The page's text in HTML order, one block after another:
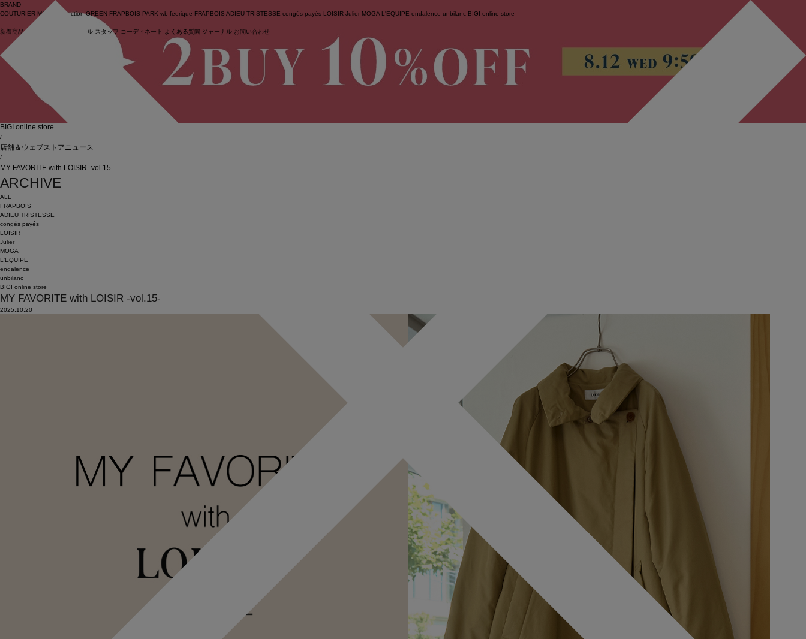
ログイン
BRAND
COUTURIER MOGA Collection GREEN FRAPBOIS PARK wb feerique FRAPBOIS ADIEU TRISTESSE congés payés LOISIR Julier MOGA L'EQUIPE endalence unbilanc BIGI online store
新着商品 (ライブ) セール スタッフ コーディネート よくある質問 ジャーナル お問い合わせ
BIGI online store
/
店舗＆ウェブストアニュース
/
MY FAVORITE with LOISIR -vol.15-
ARCHIVE
ALL
FRAPBOIS
ADIEU TRISTESSE
congés payés
LOISIR
Julier
MOGA
L'EQUIPE
endalence
unbilanc
BIGI online store
MY FAVORITE with LOISIR -vol.15-
2025.10.20